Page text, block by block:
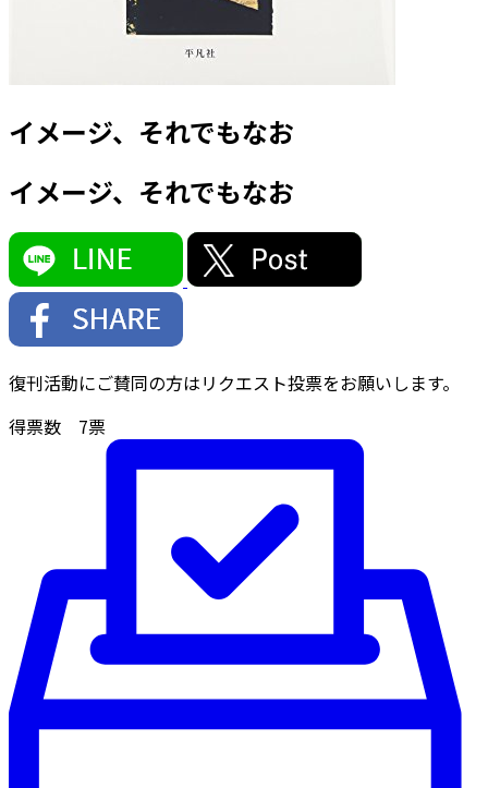
イメージ、それでもなお
イメージ、それでもなお
復刊活動にご賛同の方はリクエスト投票をお願いします。
得票数 7票